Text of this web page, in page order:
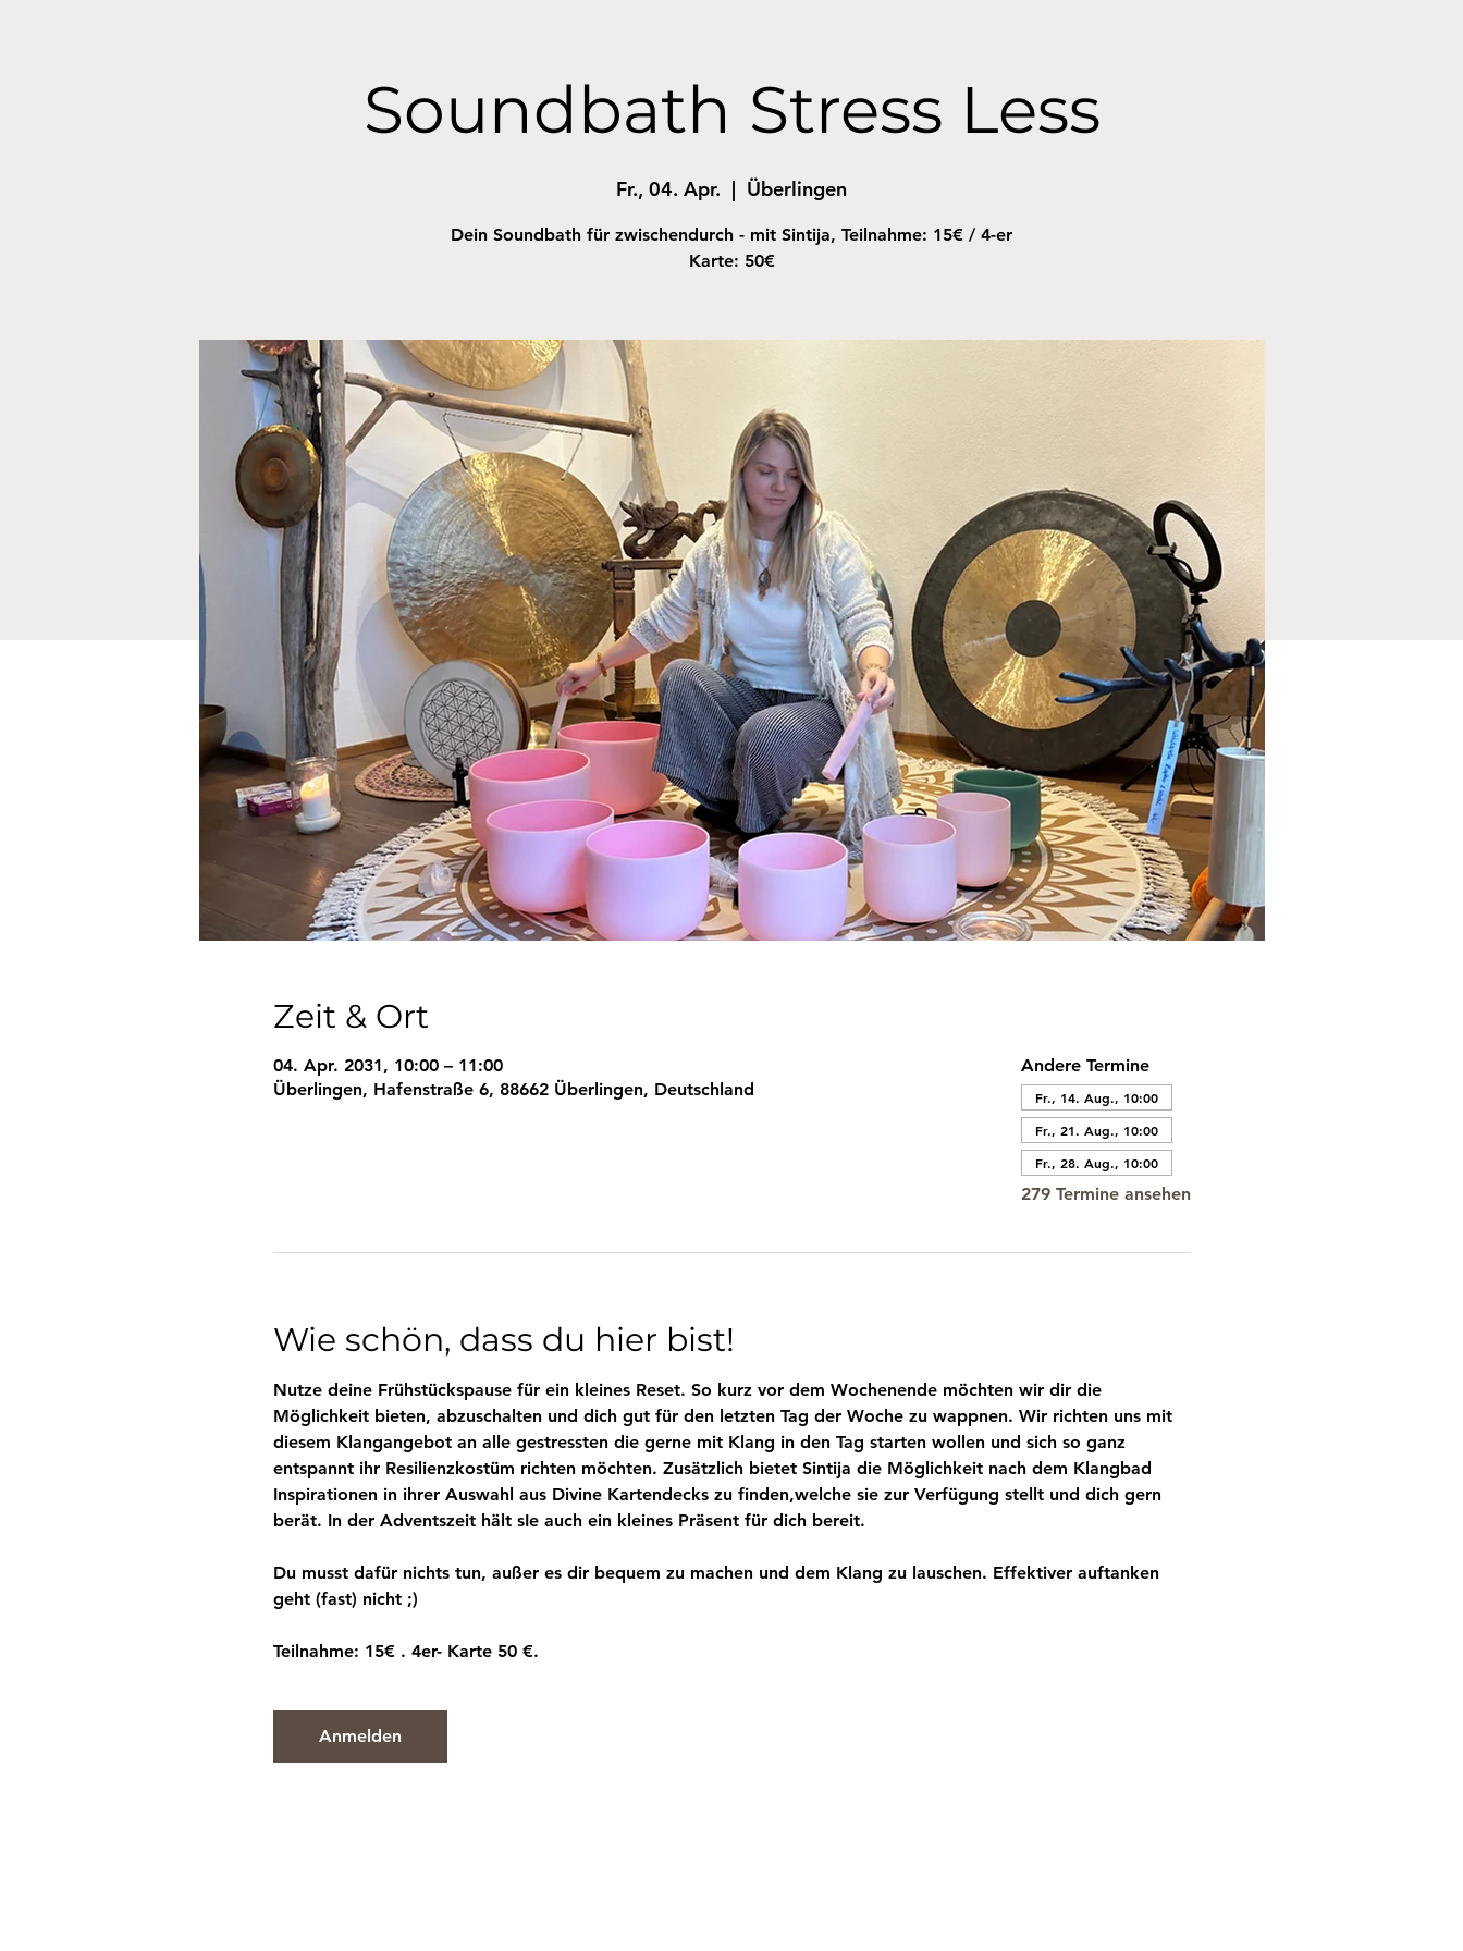
Soundbath Stress Less
Fr., 04. Apr.
  |
Überlingen
Dein Soundbath für zwischendurch - mit Sintija, Teilnahme: 15€ / 4-er
Karte: 50€
Zeit & Ort
04. Apr. 2031, 10:00 – 11:00
Überlingen, Hafenstraße 6, 88662 Überlingen, Deutschland
Andere Termine
Fr., 14. Aug., 10:00
Fr., 21. Aug., 10:00
Fr., 28. Aug., 10:00
279 Termine ansehen
Wie schön, dass du hier bist!
Nutze deine Frühstückspause für ein kleines Reset. So kurz vor dem Wochenende möchten wir dir die
Möglichkeit bieten, abzuschalten und dich gut für den letzten Tag der Woche zu wappnen. Wir richten uns mit
diesem Klangangebot an alle gestressten die gerne mit Klang in den Tag starten wollen und sich so ganz
entspannt ihr Resilienzkostüm richten möchten. Zusätzlich bietet Sintija die Möglichkeit nach dem Klangbad
Inspirationen in ihrer Auswahl aus Divine Kartendecks zu finden,welche sie zur Verfügung stellt und dich gern
berät. In der Adventszeit hält sIe auch ein kleines Präsent für dich bereit.
Du musst dafür nichts tun, außer es dir bequem zu machen und dem Klang zu lauschen. Effektiver auftanken
geht (fast) nicht ;)
Teilnahme: 15€ . 4er- Karte 50 €.
Anmelden